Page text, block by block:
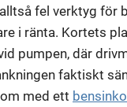
fel verktyg för
i ränta. Kortets
pumpen, där
faktiskt
med ett